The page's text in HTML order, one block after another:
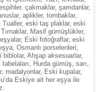
çakmaklar, şamdanlar,
aplikler, tombaklar,
Tualler, eski taş plaklar, eski
Masif gümüşlükler,
Eski fotoğraflar, eski
Osmanlı porselenleri,
Ahşap aksesuarlar,
Hurda gümüş, sarı,
madalyonlar, Eski kupalar,
Eskiye ait her eşya ile